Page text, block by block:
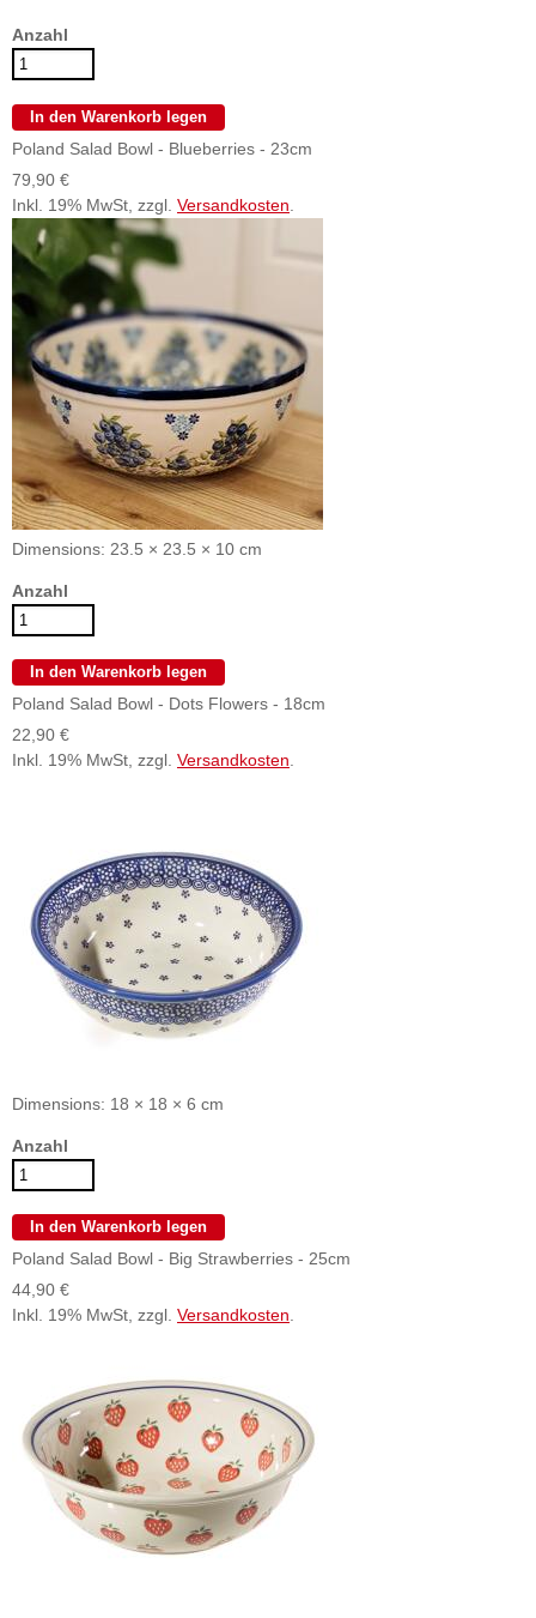
Anzahl
Poland Salad Bowl - Blueberries - 23cm
79,90 €
Inkl. 19% MwSt, zzgl. Versandkosten
Dimensions: 23.5 × 23.5 × 10 cm
Anzahl
Poland Salad Bowl - Dots Flowers - 18cm
22,90 €
Inkl. 19% MwSt, zzgl. Versandkosten
Dimensions: 18 × 18 × 6 cm
Anzahl
Poland Salad Bowl - Big Strawberries - 25cm
44,90 €
Inkl. 19% MwSt, zzgl. Versandkosten